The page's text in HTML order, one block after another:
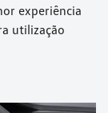
experiência
utilização